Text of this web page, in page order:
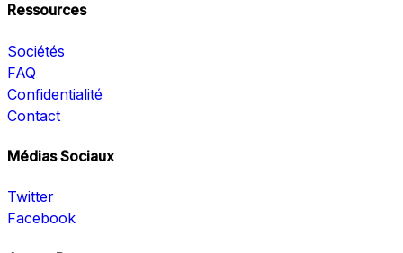
Ressources
Sociétés
FAQ
Confidentialité
Contact
Médias Sociaux
Twitter
Facebook